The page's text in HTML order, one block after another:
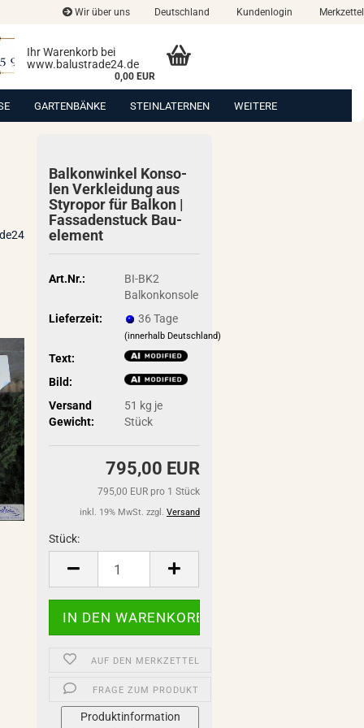
Wir über uns Deutschland Kundenlogin Merkzettel
Ihr Warenkorb bei
www.balustrade24.de
0,00 EUR
GARTENBÄNKE STEINLATERNEN WEITERE
Bal­kon­win­kel Kon­so­
len Ver­klei­dung aus
Sty­ro­por für Bal­kon |
Fas­sa­den­stuck Bau­
ele­ment
Art.Nr.:
BI-BK2
Balkonkonsole
Lieferzeit:
36 Tage
(innerhalb Deutschland)
Text:
Bild:
Versand
Gewicht:
51 kg je
Stück
795,00 EUR
795,00 EUR pro 1 Stück
inkl. 19% MwSt. zzgl. Versand
Stück:
Stück
AUF DEN MERKZETTEL
FRAGE ZUM PRODUKT
Produktinformation